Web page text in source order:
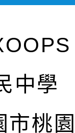
中學
市桃